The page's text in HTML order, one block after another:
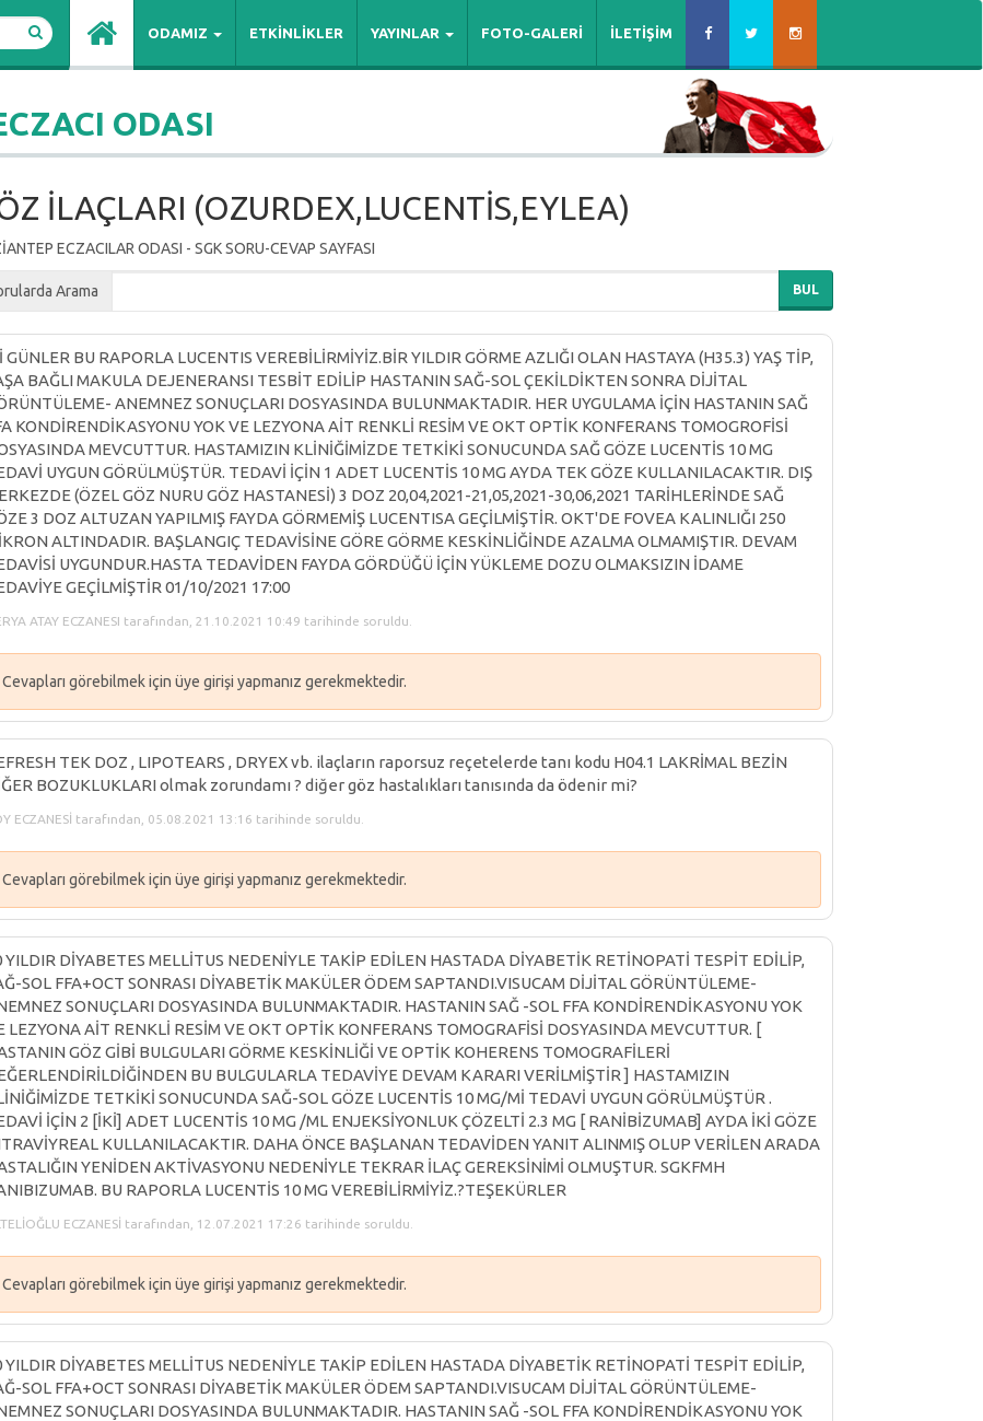
ODAMIZ ETKİNLİKLER YAYINLAR FOTO-GALERİ İLETİŞİM
ODASI
İLAÇLARI (OZURDEX,LUCENTİS,EYLEA)
ECZACILAR ODASI - SGK SORU-CEVAP SAYFASI
Arama BUL
GÜNLER BU RAPORLA LUCENTIS VEREBİLİRMİYİZ.BİR YILDIR GÖRME AZLIĞI OLAN HASTAYA (H35.3) YAŞ TİP,
BAĞLI MAKULA DEJENERANSI TESBİT EDİLİP HASTANIN SAĞ-SOL ÇEKİLDİKTEN SONRA DİJİTAL
ANEMNEZ SONUÇLARI DOSYASINDA BULUNMAKTADIR. HER UYGULAMA İÇİN HASTANIN SAĞ
KONDİRENDİKASYONU YOK VE LEZYONA AİT RENKLİ RESİM VE OKT OPTİK KONFERANS TOMOGROFİSİ
MEVCUTTUR. HASTAMIZIN KLİNİĞİMİZDE TETKİKİ SONUCUNDA SAĞ GÖZE LUCENTİS 10 MG
UYGUN GÖRÜLMÜŞTÜR. TEDAVİ İÇİN 1 ADET LUCENTİS 10 MG AYDA TEK GÖZE KULLANILACAKTIR. DIŞ
(ÖZEL GÖZ NURU GÖZ HASTANESİ) 3 DOZ 20,04,2021-21,05,2021-30,06,2021 TARİHLERİNDE SAĞ
3 DOZ ALTUZAN YAPILMIŞ FAYDA GÖRMEMİŞ LUCENTISA GEÇİLMİŞTİR. OKT'DE FOVEA KALINLIĞI 250
ALTINDADIR. BAŞLANGIÇ TEDAVİSİNE GÖRE GÖRME KESKİNLİĞİNDE AZALMA OLMAMIŞTIR. DEVAM
UYGUNDUR.HASTA TEDAVİDEN FAYDA GÖRDÜĞÜ İÇİN YÜKLEME DOZU OLMAKSIZIN İDAME
GEÇİLMİŞTİR 01/10/2021 17:00
ATAY ECZANESI tarafından, 21.10.2021 10:49 tarihinde soruldu.
Cevapları görebilmek için üye girişi yapmanız gerekmektedir.
TEK DOZ , LIPOTEARS , DRYEX vb. ilaçların raporsuz reçetelerde tanı kodu H04.1 LAKRİMAL BEZİN
BOZUKLUKLARI olmak zorundamı ? diğer göz hastalıkları tanısında da ödenir mi?
ECZANESİ tarafından, 05.08.2021 13:16 tarihinde soruldu.
Cevapları görebilmek için üye girişi yapmanız gerekmektedir.
YILDIR DİYABETES MELLİTUS NEDENİYLE TAKİP EDİLEN HASTADA DİYABETİK RETİNOPATİ TESPİT EDİLİP,
SOL FFA+OCT SONRASI DİYABETİK MAKÜLER ÖDEM SAPTANDI.VISUCAM DİJİTAL GÖRÜNTÜLEME-
SONUÇLARI DOSYASINDA BULUNMAKTADIR. HASTANIN SAĞ -SOL FFA KONDİRENDİKASYONU YOK
LEZYONA AİT RENKLİ RESİM VE OKT OPTİK KONFERANS TOMOGRAFİSİ DOSYASINDA MEVCUTTUR. [
GÖZ GİBİ BULGULARI GÖRME KESKİNLİĞİ VE OPTİK KOHERENS TOMOGRAFİLERİ
BU BULGULARLA TEDAVİYE DEVAM KARARI VERİLMİŞTİR ] HASTAMIZIN
TETKİKİ SONUCUNDA SAĞ-SOL GÖZE LUCENTİS 10 MG/Mİ TEDAVİ UYGUN GÖRÜLMÜŞTÜR .
İÇİN 2 [İKİ] ADET LUCENTİS 10 MG /ML ENJEKSİYONLUK ÇÖZELTİ 2.3 MG [ RANİBİZUMAB] AYDA İKİ GÖZE
KULLANILACAKTIR. DAHA ÖNCE BAŞLANAN TEDAVİDEN YANIT ALINMIŞ OLUP VERİLEN ARADA
YENİDEN AKTİVASYONU NEDENİYLE TEKRAR İLAÇ GEREKSİNİMİ OLMUŞTUR. SGKFMH
BU RAPORLA LUCENTİS 10 MG VEREBİLİRMİYİZ.?TEŞEKÜRLER
ECZANESİ tarafından, 12.07.2021 17:26 tarihinde soruldu.
Cevapları görebilmek için üye girişi yapmanız gerekmektedir.
YILDIR DİYABETES MELLİTUS NEDENİYLE TAKİP EDİLEN HASTADA DİYABETİK RETİNOPATİ TESPİT EDİLİP,
SOL FFA+OCT SONRASI DİYABETİK MAKÜLER ÖDEM SAPTANDI.VISUCAM DİJİTAL GÖRÜNTÜLEME-
SONUÇLARI DOSYASINDA BULUNMAKTADIR. HASTANIN SAĞ -SOL FFA KONDİRENDİKASYONU YOK